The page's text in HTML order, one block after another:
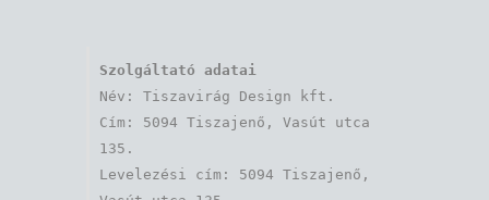
Szolgáltató adatai
Név: Tiszavirág Design kft.
Cím: 5094 Tiszajenő, Vasút utca
135.
Levelezési cím: 5094 Tiszajenő,